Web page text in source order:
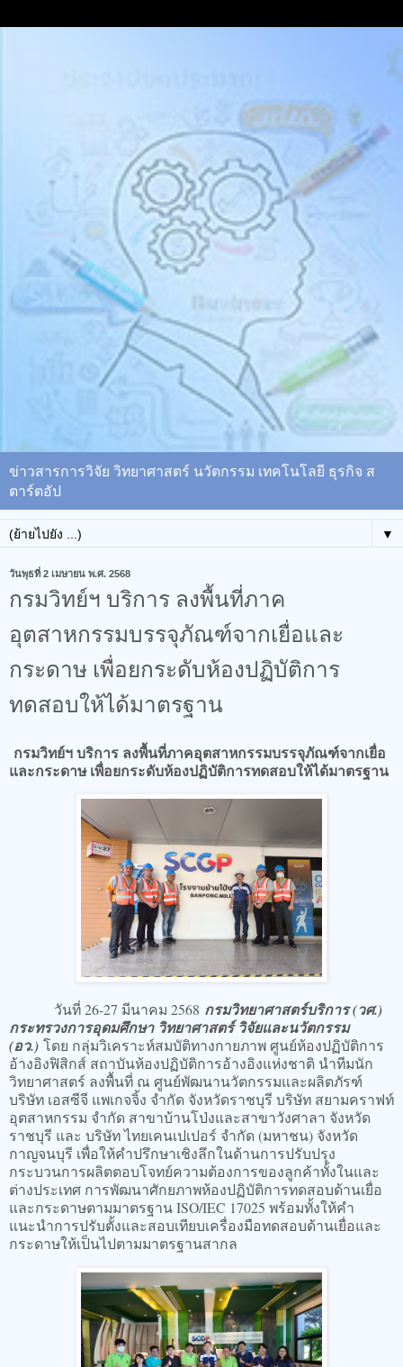
ข่าวสารการวิจัย วิทยาศาสตร์ นวัตกรรม เทคโนโลยี ธุรกิจ ส
ตาร์ตอัป
▼
วันพุธที่ 2 เมษายน พ.ศ. 2568
กรมวิทย์ฯ บริการ ลงพื้นที่ภาค
อุตสาหกรรมบรรจุภัณฑ์จากเยื่อและ
กระดาษ เพื่อยกระดับห้องปฏิบัติการ
ทดสอบให้ได้มาตรฐาน
กรมวิทย์ฯ บริการ ลงพื้นที่ภาคอุตสาหกรรมบรรจุภัณฑ์จากเยื่อ
และกระดาษ เพื่อยกระดับห้องปฏิบัติการทดสอบให้ได้มาตรฐาน
วันที่ 26-27 มีนาคม 2568 กรมวิทยาศาสตร์บริการ (วศ.)
กระทรวงการอุดมศึกษา วิทยาศาสตร์ วิจัยและนวัตกรรม
(อว.) โดย กลุ่มวิเคราะห์สมบัติทางกายภาพ ศูนย์ห้องปฏิบัติการ
อ้างอิงฟิสิกส์ สถาบันห้องปฏิบัติการอ้างอิงแห่งชาติ นำทีมนัก
วิทยาศาสตร์ ลงพื้นที่ ณ ศูนย์พัฒนานวัตกรรมและผลิตภัรฑ์
บริษัท เอสซีจี แพเกจจิ้ง จำกัด จังหวัดราชบุรี บริษัท สยามคราฟท์
อุตสาหกรรม จำกัด สาขาบ้านโป่งและสาขาวังศาลา จังหวัด
ราชบุรี และ บริษัท ไทยเคนเปเปอร์ จำกัด (มหาชน) จังหวัด
กาญจนบุรี เพื่อให้คำปรึกษาเชิงลึกในด้านการปรับปรุง
กระบวนการผลิตตอบโจทย์ความต้องการของลูกค้าทั้งในและ
ต่างประเทศ การพัฒนาศักยภาพห้องปฏิบัติการทดสอบด้านเยื่อ
และกระดาษตามมาตรฐาน ISO/IEC 17025 พร้อมทั้งให้คำ
แนะนำการปรับตั้งและสอบเทียบเครื่องมือทดสอบด้านเยื่อและ
กระดาษให้เป็นไปตามมาตรฐานสากล